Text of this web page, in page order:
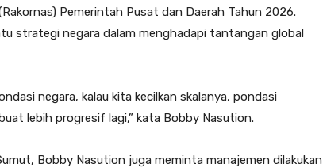
Pemerintah Pusat dan Daerah Tahun 2026.
strategi negara dalam menghadapi tantangan global
negara, kalau kita kecilkan skalanya, pondasi
lebih progresif lagi,” kata Bobby Nasution.
Bobby Nasution juga meminta manajemen dilakukan